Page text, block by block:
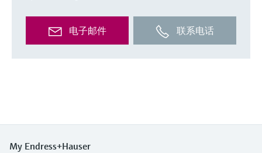
电子邮件 联系电话
My Endress+Hauser